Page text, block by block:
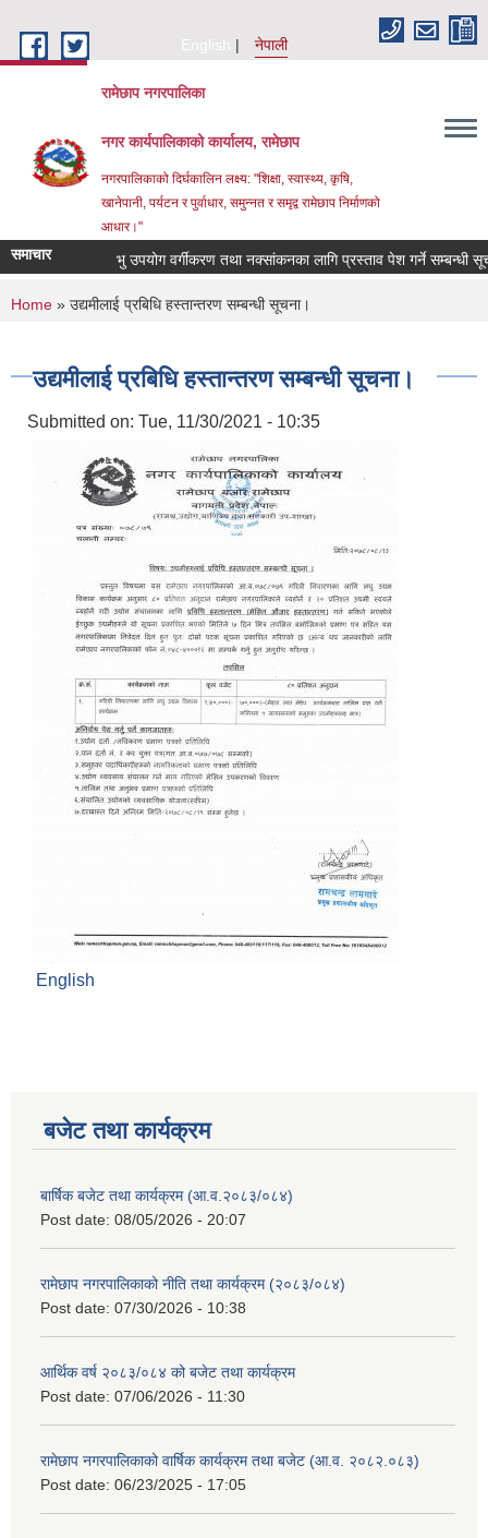
English
नेपाली
रामेछाप नगरपालिका
नगर कार्यपालिकाको कार्यालय, रामेछाप
नगरपालिकाको दिर्घकालिन लक्ष्य: "शिक्षा, स्वास्थ्य, कृषि,
खानेपानी, पर्यटन र पुर्वाधार, समुन्नत र समृद्व रामेछाप निर्माणको
आधार।"
समाचार भु उपयोग वर्गीकरण तथा नक्सांकनका लागि प्रस्ताव पेश गर्ने सम्बन्धी सूचना।
You are here
Home » उद्यमीलाई प्रबिधि हस्तान्तरण सम्बन्धी सूचना।
उद्यमीलाई प्रबिधि हस्तान्तरण सम्बन्धी सूचना।
Submitted on: Tue, 11/30/2021 - 10:35
English
बजेट तथा कार्यक्रम
बार्षिक बजेट तथा कार्यक्रम (आ.व.२०८३/०८४)
Post date: 08/05/2026 - 20:07
रामेछाप नगरपालिकाको नीति तथा कार्यक्रम (२०८३/०८४)
Post date: 07/30/2026 - 10:38
आर्थिक वर्ष २०८३/०८४ को बजेट तथा कार्यक्रम
Post date: 07/06/2026 - 11:30
रामेछाप नगरपालिकाको वार्षिक कार्यक्रम तथा बजेट (आ.व. २०८२.०८३)
Post date: 06/23/2025 - 17:05